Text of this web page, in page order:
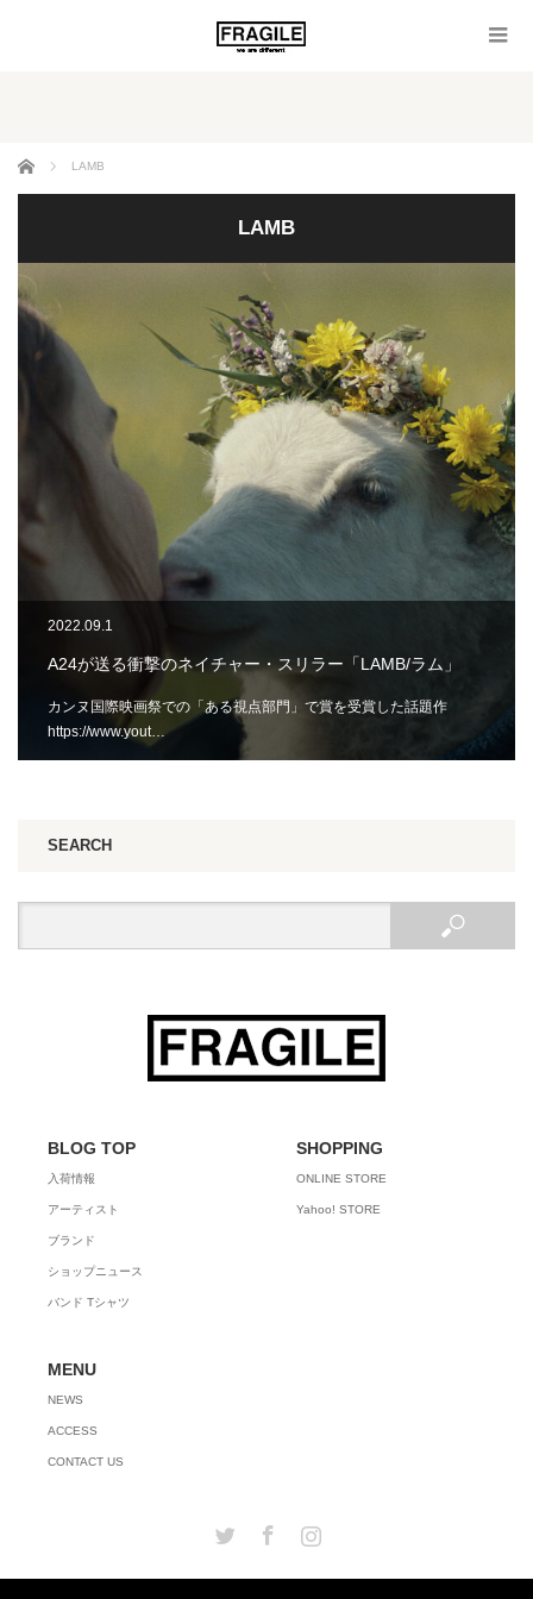
ホーム LAMB
LAMB
2022.09.1
A24が送る衝撃のネイチャー・スリラー「LAMB/ラム」
カンヌ国際映画祭での「ある視点部門」で賞を受賞した話題作
https://www.yout…
SEARCH
BLOG TOP
入荷情報
アーティスト
ブランド
ショップニュース
バンド Tシャツ
SHOPPING
ONLINE STORE
Yahoo! STORE
MENU
NEWS
ACCESS
CONTACT US
Twitter Facebook